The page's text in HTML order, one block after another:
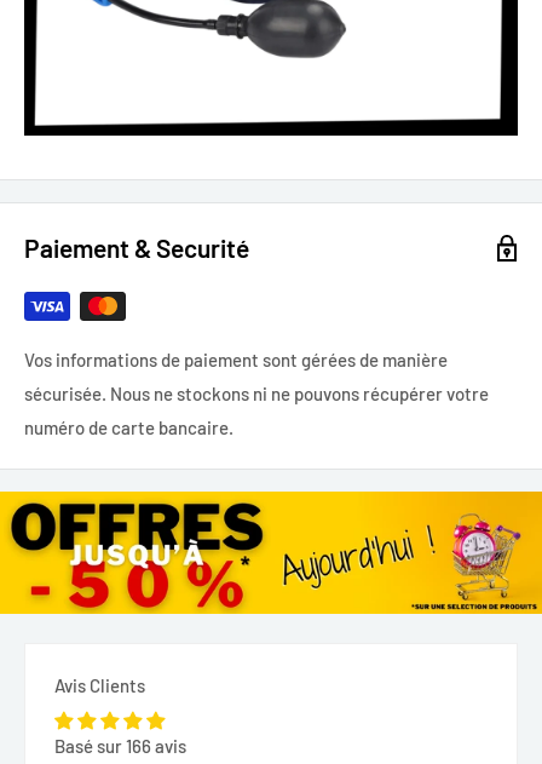
Paiement & Securité
Vos informations de paiement sont gérées de manière
sécurisée. Nous ne stockons ni ne pouvons récupérer votre
numéro de carte bancaire.
Avis Clients
Basé sur 166 avis